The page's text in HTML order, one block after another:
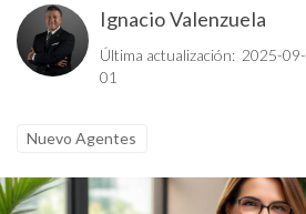
Ignacio Valenzuela
Última actualización: 2025-09-
01
Nuevo Agentes